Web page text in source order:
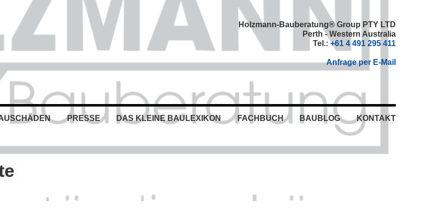
Holzmann-Bauberatung® Group PTY LTD
Perth - Western Australia
Tel.:+61 4 491 295 411
Anfrage per E-Mail
PRESSE DAS KLEINE BAULEXIKON FACHBUCH BAUBLOG KONTAKT